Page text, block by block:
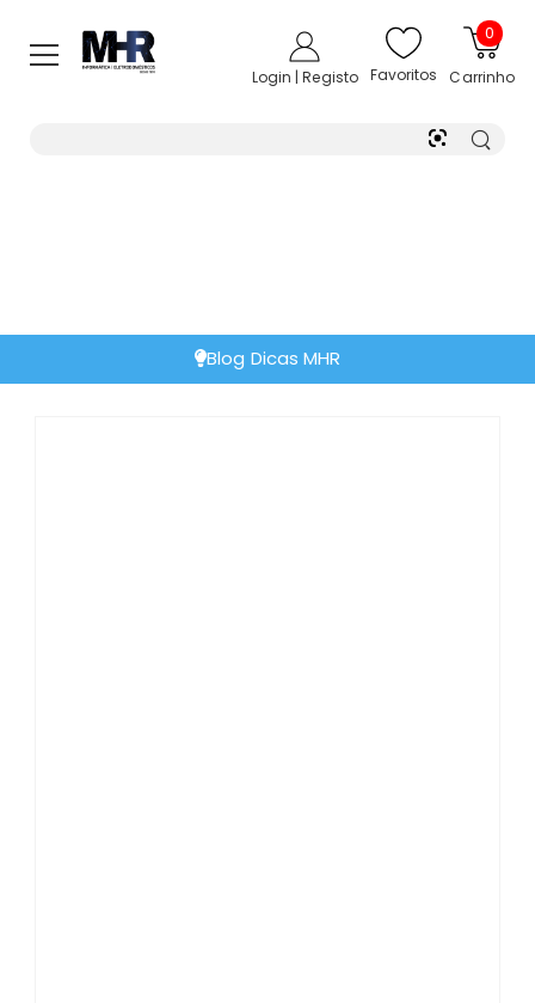
Login | Registo Favoritos
0
Carrinho
Blog Dicas MHR